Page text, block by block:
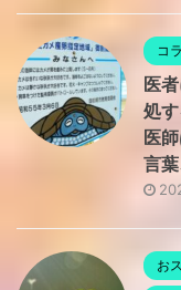
コ
医
処
医
言
お